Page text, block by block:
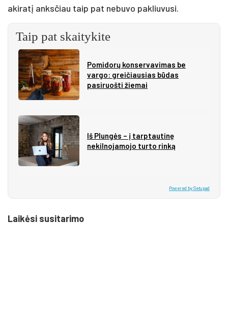
akiratį anksčiau taip pat nebuvo pakliuvusi.
Taip pat skaitykite
Pomidorų konservavimas be
vargo: greičiausias būdas
pasiruošti žiemai
Iš Plungės – į tarptautinę
nekilnojamojo turto rinką
Powered by Setupad
Laikėsi susitarimo